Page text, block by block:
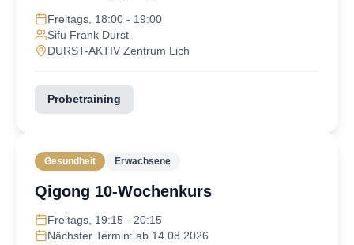
Freitags, 18:00 - 19:00
Sifu Frank Durst
DURST-AKTIV Zentrum Lich
Probetraining
Gesundheit Erwachsene
Qigong 10-Wochenkurs
Freitags, 19:15 - 20:15
Nächster Termin: ab 14.08.2026